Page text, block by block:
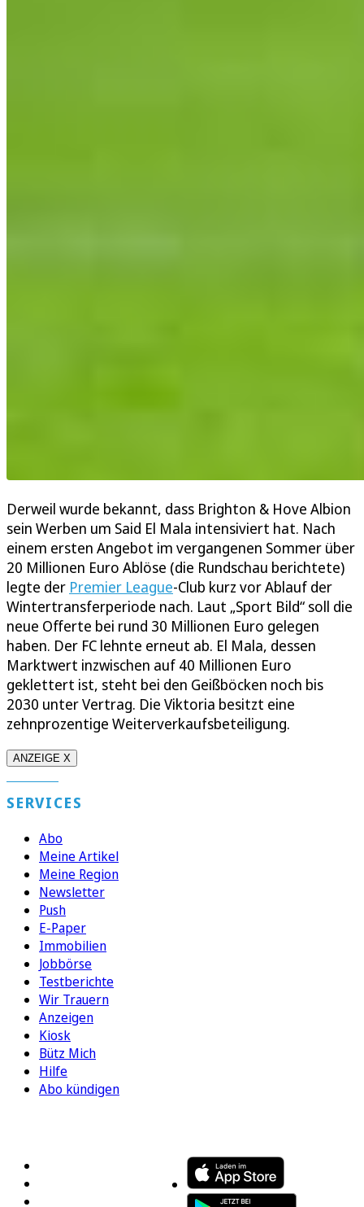
Derweil wurde bekannt, dass Brighton & Hove Albion
sein Werben um Said El Mala intensiviert hat. Nach
einem ersten Angebot im vergangenen Sommer über
20 Millionen Euro Ablöse (die Rundschau berichtete)
legte der Premier League-Club kurz vor Ablauf der
Wintertransferperiode nach. Laut „Sport Bild“ soll die
neue Offerte bei rund 30 Millionen Euro gelegen
haben. Der FC lehnte erneut ab. El Mala, dessen
Marktwert inzwischen auf 40 Millionen Euro
geklettert ist, steht bei den Geißböcken noch bis
2030 unter Vertrag. Die Viktoria besitzt eine
zehnprozentige Weiterverkaufsbeteiligung.
ANZEIGE X
SERVICES
Abo
Meine Artikel
Meine Region
Newsletter
Push
E-Paper
Immobilien
Jobbörse
Testberichte
Wir Trauern
Anzeigen
Kiosk
Bütz Mich
Hilfe
Abo kündigen